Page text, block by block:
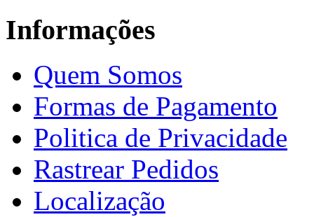
Informações
Quem Somos
Formas de Pagamento
Politica de Privacidade
Rastrear Pedidos
Localização